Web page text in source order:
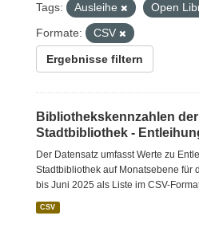
Tags: Ausleihe Open
Formate:
CSV
Ergebnisse filtern
Bibliothekskennzahlen
Stadtbibliothek -
Der Datensatz umfasst Werte zu
Stadtbibliothek auf Monatsebene für
bis Juni 2025 als Liste im CSV-
CSV